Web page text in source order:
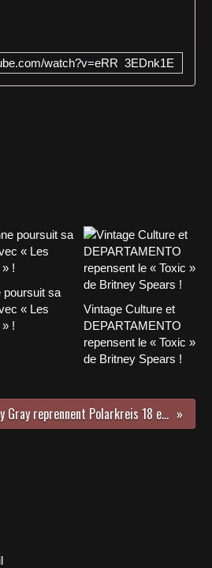
watch?v=eRR_3EDnk1E
poursuit sa
« Les
!
Vintage Culture et
DEPARTAMENTO
repensent le « Toxic »
de Britney Spears !
Frey & Sway Gray reprennent Polarkreis 18 et on adhère totalement !